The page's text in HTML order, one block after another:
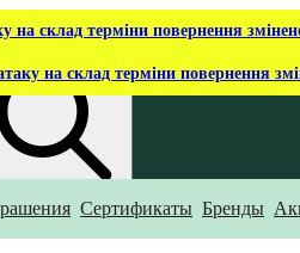
на склад терміни повернення
на склад терміни повернення
ты ищешь?Сертификаты Бренды